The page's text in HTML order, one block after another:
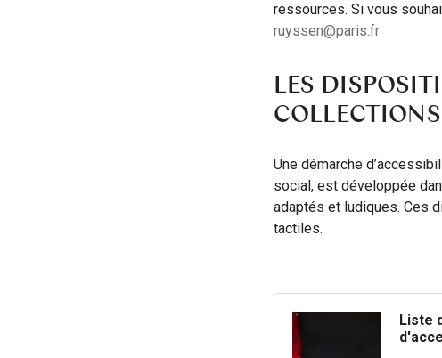
ressources. Si vous
ruyssen@paris.fr
LES
Une démarche
social, est développée
adaptés et ludiques. Ces
tactiles.
Liste